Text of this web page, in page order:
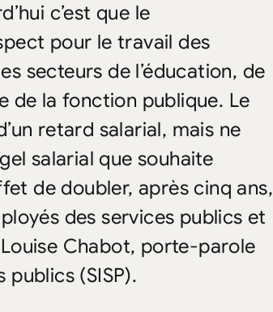
c’est que le
pour le travail des
secteurs de l’éducation, de
de la fonction publique. Le
retard salarial, mais ne
salarial que souhaite
de doubler, après cinq ans,
des services publics et
Chabot, porte-parole
(SISP).